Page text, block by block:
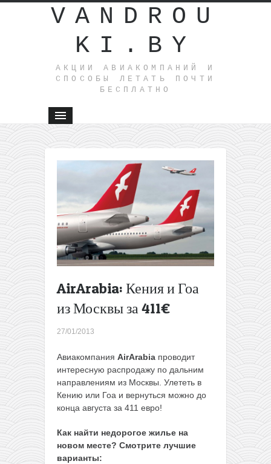
VANDROU
KI.BY
АКЦИИ АВИАКОМПАНИЙ И
СПОСОБЫ ЛЕТАТЬ ПОЧТИ
БЕСПЛАТНО
AirArabia: Кения и Гоа
из Москвы за 411€
27/01/2013
Авиакомпания AirArabia проводит
интересную распродажу по дальним
направлениям из Москвы. Улететь в
Кению или Гоа и вернуться можно до
конца августа за 411 евро!
Как найти недорогое жилье на
новом месте? Смотрите лучшие
варианты:
Ryanair:
билеты
из
Польши
от 0,3
до 10
сторону
на любое